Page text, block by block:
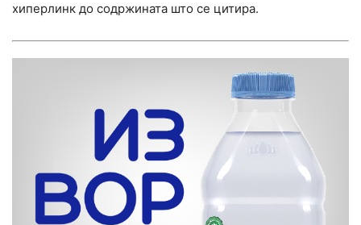
хиперлинк до содржината што се цитира.